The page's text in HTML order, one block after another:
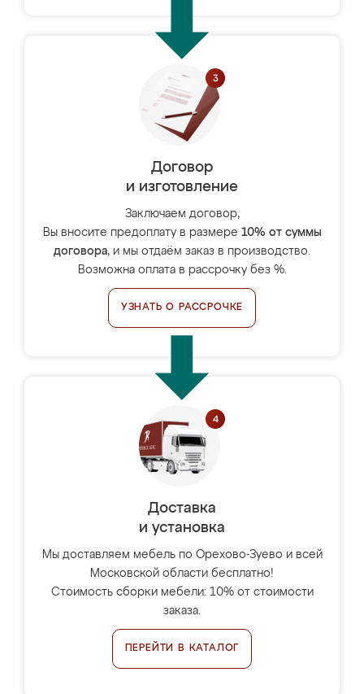
Договор
и изготовление
Заключаем договор,
Вы вносите предоплату в размере 10% от суммы
договора, и мы отдаём заказ в производство.
Возможна оплата в рассрочку без %.
УЗНАТЬ О РАССРОЧКЕ
Доставка
и установка
Мы доставляем мебель по Орехово-Зуево и всей
Московской области бесплатно!
Стоимость сборки мебели: 10% от стоимости
заказа.
ПЕРЕЙТИ В КАТАЛОГ